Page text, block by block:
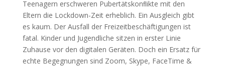
Teenagern erschweren Pubertätskonﬂikte mit den
Eltern die Lockdown-Zeit erheblich. Ein Ausgleich gibt
es kaum. Der Ausfall der Freizeitbeschäftigungen ist
fatal. Kinder und Jugendliche sitzen in erster Linie
Zuhause vor den digitalen Geräten. Doch ein Ersatz für
echte Begegnungen sind Zoom, Skype, FaceTime &